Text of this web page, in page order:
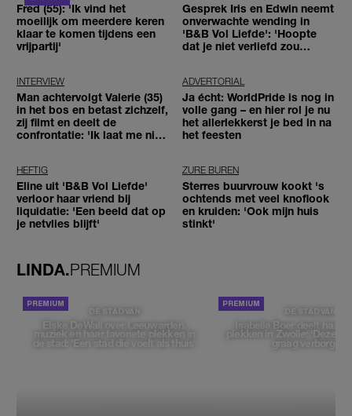
Fred (55): 'Ik vind het
moeilijk om meerdere keren
klaar te komen tijdens een
vrijpartij'
Gesprek Iris en Edwin neemt
onverwachte wending in
'B&B Vol Liefde': 'Hoopte
dat je niet verliefd zou
INTERVIEW
Man achtervolgt Valerie (35)
in het bos en betast zichzelf,
zij filmt en deelt de
confrontatie: 'Ik laat me niet
ADVERTORIAL
Ja écht: WorldPride is nog in
volle gang – en hier rol je nu
het allerlekkerst je bed in na
het feesten
HEFTIG
Eline uit 'B&B Vol Liefde'
verloor haar vriend bij
liquidatie: 'Een beeld dat op
je netvlies blijft'
ZURE BUREN
Sterres buurvrouw kookt 's
ochtends met veel knoflook
en kruiden: 'Ook mijn huis
stinkt'
LINDA.PREMIUM
DE STAD VAN
Elske DeWall over Leeuwarden,
muziek en haar favoriete plekken in
de stad: 'Een stad die voelt als thuis'
DE STAD VAN
Isabelle Boer deelt haar
plekken in Zwolle: 'Deze
graag verborgen'